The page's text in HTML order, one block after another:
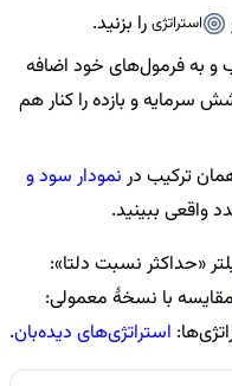
استراتژیرا بزنید.
و به فرمول‌های خود اضافه
نسبت (مثلاً 1:3)، پوشش سرمایه و بازده را کنار هم
ترکیب در نمودار سود و
واقعی ببینید.
«حداکثر نسبت دلتا»:
با نسخهٔ معمولی:
استراتژی‌های دیده‌بان.